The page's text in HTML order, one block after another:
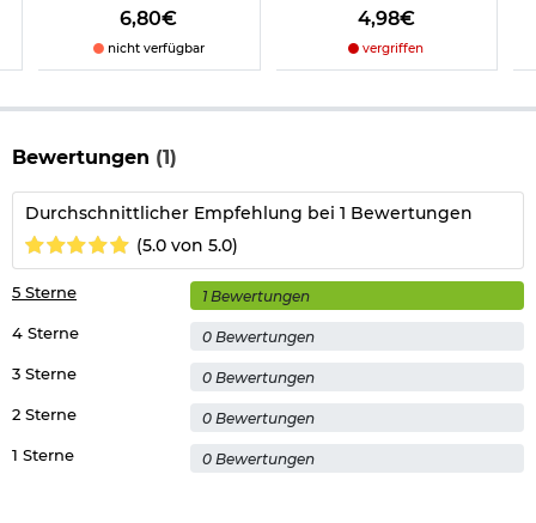
6,80€
nicht verfügbar
4,98€
vergriffen
Bewertungen (1)
Durchschnittlicher Empfehlung bei 1 Bewertungen
(5.0 von 5.0)
1 Sterne 0 Bewertungen
2 Sterne 0 Bewertungen
3 Sterne 0 Bewertungen
4 Sterne 0 Bewertungen
5 Sterne 1 Bewertungen